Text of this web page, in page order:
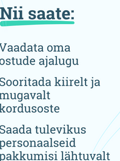
Tootekategooriad
Hambaharjad- pastad ja
Elektrilised hambaharjad,
otsikud
Hambavaheharjad ja
Laste suuhügieen
Ksülitooliga tooted ja